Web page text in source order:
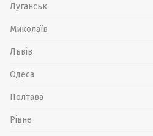
Луганськ
Миколаїв
Львів
Одеса
Полтава
Рівне